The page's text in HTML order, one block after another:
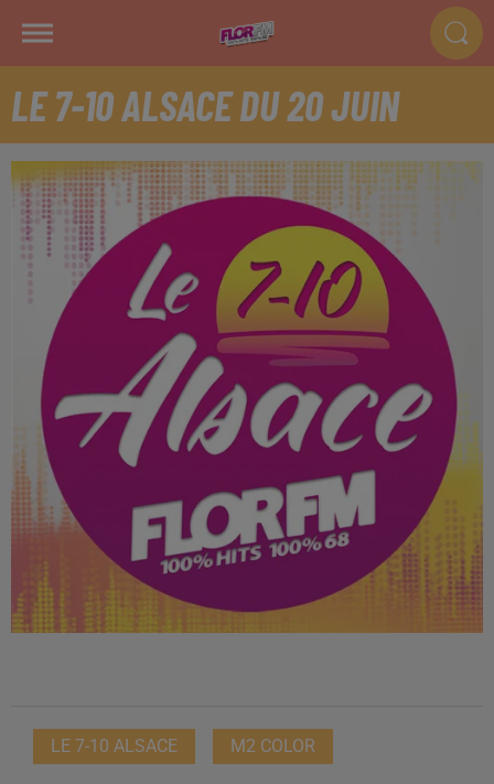
LE 7-10 ALSACE DU 20 JUIN
LE 7-10 ALSACE M2 COLOR